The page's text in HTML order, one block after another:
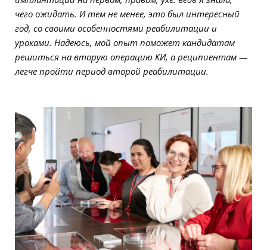
чего ожидать. И тем не менее, это был интересный
год, со своими особенностями реабилитации и
уроками. Надеюсь, мой опыт поможет кандидатам
решиться на вторую операцию КИ, а реципиентам —
легче пройти период второй реабилитации.